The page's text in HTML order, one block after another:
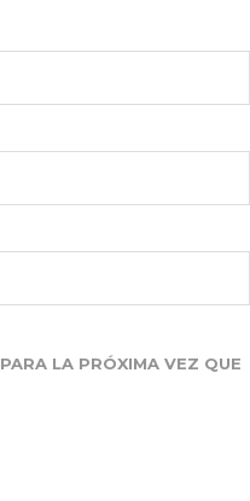
LA PRÓXIMA VEZ QUE